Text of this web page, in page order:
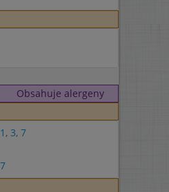
Obsahuje alergeny
1 , 3, 7
7